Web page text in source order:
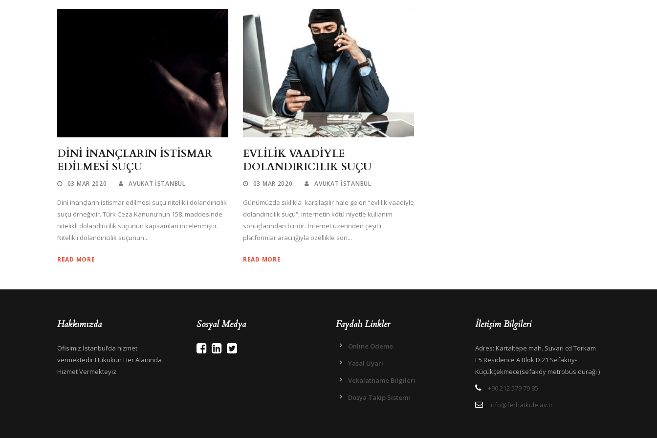
DİNİ İNANÇLARIN İSTİSMAR
EDİLMESİ SUÇU
03 MAR 2020 AVUKAT ISTANBUL
Dini inançların istismar edilmesi suçu nitelikli dolandırıcılık
suçu örneğidir. Türk Ceza Kanunu’nun 158. maddesinde
nitelikli dolandırıcılık suçunun kapsamları incelenmiştir.
Nitelikli dolandırıcılık suçunun...
READ MORE
EVLİLİK VAADİYLE
DOLANDIRICILIK SUÇU
03 MAR 2020 AVUKAT ISTANBUL
Günümüzde sıklıkla karşılaşılır hale gelen “evlilik vaadiyle
dolandırıcılık suçu“, internetin kötü niyetle kullanım
sonuçlarından biridir. İnternet üzerinden çeşitli
platformlar aracılığıyla özellikle son...
READ MORE
Hakkımızda
Ofisimiz İstanbul’da hizmet
vermektedir.Hukukun Her Alanında
Hizmet Vermekteyiz.
Sosyal Medya Faydalı Linkler
Online Ödeme
Yasal Uyarı
Vekalatname Bilgileri
Dosya Takip Sistemi
İletişim Bilgileri
Adres: Kartaltepe mah. Suvari cd Torkam
E5 Residence A Blok D:21 Sefaköy-
Küçükçekmece(sefaköy metrobüs durağı )
+90 212 579 79 85
info@ferhatkule.av.tr